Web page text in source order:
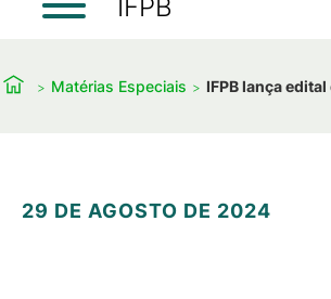
IFPB
Matérias Especiais IFPB lança
29 DE AGOSTO DE 2024